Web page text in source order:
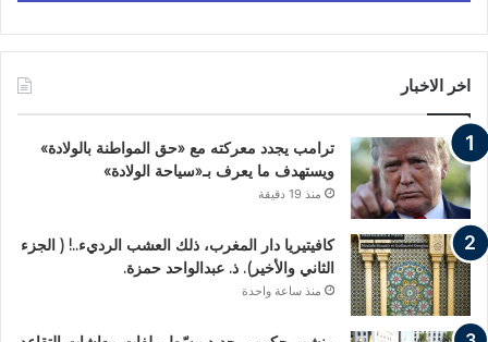
اخر الاخبار
ترامب يجدد معركته مع «حق المواطنة بالولادة»
ويستهدف ما يعرف بـ«سياحة الولادة»
منذ 19 دقيقة
كافيتيريا دار المغرب، ذلك العشب الرديء..! ( الجزء
الثاني والأخير). ذ. عبدالواحد حمزة.
منذ ساعة واحدة